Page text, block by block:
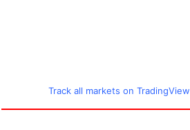
Track all markets on TradingView